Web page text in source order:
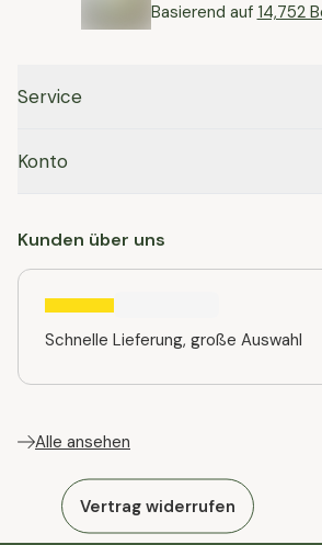
Basierend auf 14,752
Service
Konto
Kunden über uns
Schnelle Lieferung, große Auswahl
Alle ansehen
Vertrag widerrufen